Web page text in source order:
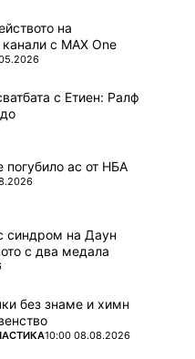
на
с MAX One
с Етиен: Ралф
погубило ас от НБА
синдром на Даун
с два медала
без знаме и химн
10:00 08.08.2026